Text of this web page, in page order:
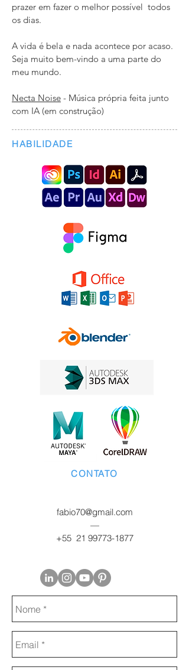
prazer em fazer o melhor possível todos
os dias.
A vida é bela e nada acontece por acaso.
Seja muito bem-vindo a uma parte do
meu mundo.
Necta Noise - Música própria feita junto
com IA (em construção)
HABILIDADE
CONTATO
fabio70@gmail.com
—
+55 21 99773-1877